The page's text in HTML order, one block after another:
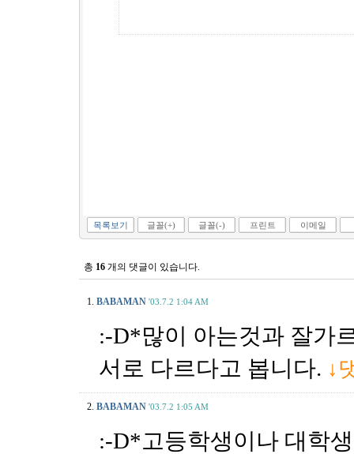
목록보기 글꼴(+) 글꼴(-) 프린트 이메일
총 16 개의 댓글이 있습니다.
1. BABAMAN '03.7.2 1:04 AM
:-D*많이 아는것과 잘가
서로 다르다고 봅니다. ↓
2. BABAMAN '03.7.2 1:05 AM
:-D*고등학생이나 대학